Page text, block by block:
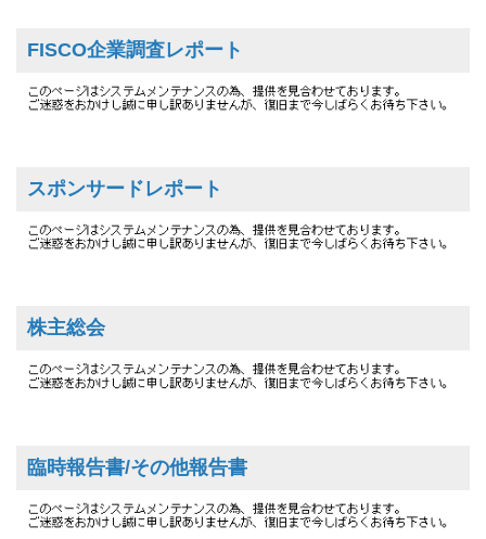
FISCO企業調査レポート
スポンサードレポート
株主総会
臨時報告書/その他報告書